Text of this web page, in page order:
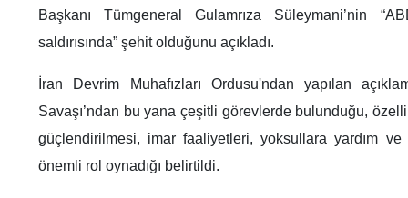
Başkanı Tümgeneral Gulamrıza Süleymani’nin
saldırısında” şehit olduğunu açıkladı.
İran Devrim Muhafızları Ordusu'ndan yapılan
Savaşı’ndan bu yana çeşitli görevlerde bulunduğu,
güçlendirilmesi, imar faaliyetleri, yoksullara yardım ve
önemli rol oynadığı belirtildi.